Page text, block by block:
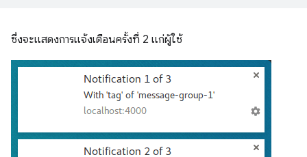
ซึ่งจะแสดงการแจ้งเตือนครั้งที่ 2 แก่ผู้ใช้